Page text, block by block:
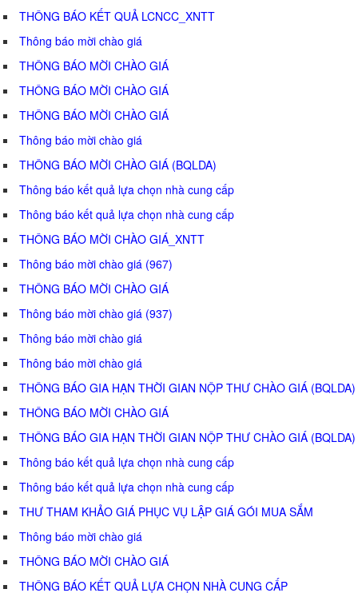
THÔNG BÁO KẾT QUẢ LCNCC_XNTT
Thông báo mời chào giá
THÔNG BÁO MỜI CHÀO GIÁ
THÔNG BÁO MỜI CHÀO GIÁ
THÔNG BÁO MỜI CHÀO GIÁ
Thông báo mời chào giá
THÔNG BÁO MỜI CHÀO GIÁ (BQLDA)
Thông báo kết quả lựa chọn nhà cung cấp
Thông báo kết quả lựa chọn nhà cung cấp
THÔNG BÁO MỜI CHÀO GIÁ_XNTT
Thông báo mời chào giá (967)
THÔNG BÁO MỜI CHÀO GIÁ
Thông báo mời chào giá (937)
Thông báo mời chào giá
Thông báo mời chào giá
THÔNG BÁO GIA HẠN THỜI GIAN NỘP THƯ CHÀO GIÁ (BQLDA)
THÔNG BÁO MỜI CHÀO GIÁ
THÔNG BÁO GIA HẠN THỜI GIAN NỘP THƯ CHÀO GIÁ (BQLDA)
Thông báo kết quả lựa chọn nhà cung cấp
Thông báo kết quả lựa chọn nhà cung cấp
THƯ THAM KHẢO GIÁ PHỤC VỤ LẬP GIÁ GÓI MUA SẮM
Thông báo mời chào giá
THÔNG BÁO MỜI CHÀO GIÁ
THÔNG BÁO KẾT QUẢ LỰA CHỌN NHÀ CUNG CẤP